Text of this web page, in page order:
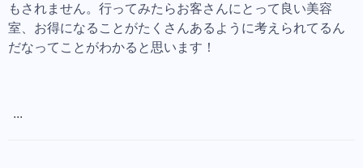
もされません。行ってみたらお客さんにとって良い美容
室、お得になることがたくさんあるように考えられてるん
だなってことがわかると思います！
...